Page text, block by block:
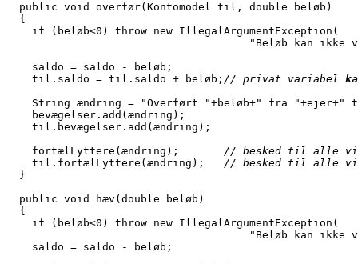
  public void overfør(Kontomodel til, double beløb)
  {
    if (beløb<0) throw new IllegalArgumentException(
"Beløb kan ikke
    saldo = saldo - beløb;
    til.saldo = til.saldo + beløb;
// privat variabel
String ændring = "Overført "+beløb+" fra "+ejer+"
    bevægelser.add(ændring);
    til.bevægelser.add(ændring);
    fortælLyttere(ændring);
// besked til alle
    til.fortælLyttere(ændring);
// besked til alle
  }
  public void hæv(double beløb)
  {
    if (beløb<0) throw new IllegalArgumentException(
"Beløb kan ikke
    saldo = saldo - beløb;